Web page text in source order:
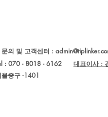
의 및 고객센터 :
: 070 - 8018 - 6162 대표이사 :
중구 -1401